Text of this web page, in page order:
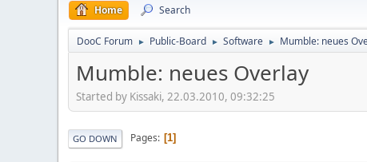
Home Search
DooC Forum ► Public-Board ► Software ► Mumble: neues
Mumble: neues Overlay
Started by Kissaki, 22.03.2010, 09:32:25
GO DOWN Pages 1